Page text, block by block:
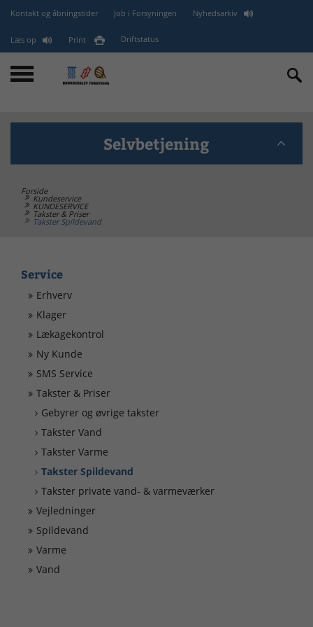
Kontakt og åbningstider Job i Forsyningen Nyhedsarkiv
Læs op Print Driftstatus
Selvbetjening
BANK - GLN (EAN) - CVR
Kontakt
Driftsforstyrrelser
Forside
Kundeservice
KUNDESERVICE
Takster & Priser
Takster Spildevand
Service
Erhverv
Klager
Lækagekontrol
Ny Kunde
SMS Service
Takster & Priser
Gebyrer og øvrige takster
Takster Vand
Takster Varme
Takster Spildevand
Takster private vand- & varmeværker
Vejledninger
Spildevand
Varme
Vand